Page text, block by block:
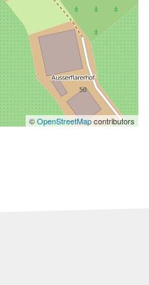
©OpenStreetMapcontributors